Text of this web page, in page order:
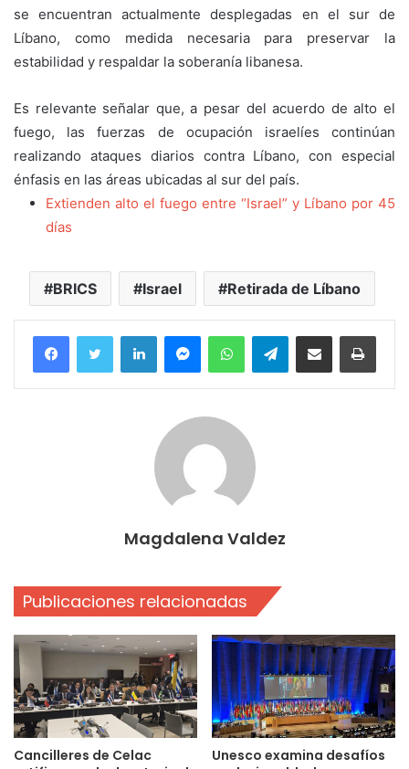
se encuentran actualmente desplegadas en el sur de
Líbano, como medida necesaria para preservar la
estabilidad y respaldar la soberanía libanesa.
Es relevante señalar que, a pesar del acuerdo de alto el
fuego, las fuerzas de ocupación israelíes continúan
realizando ataques diarios contra Líbano, con especial
énfasis en las áreas ubicadas al sur del país.
Extienden alto el fuego entre “Israel” y Líbano por 45
días
BRICS Israel Retirada de Líbano
FacebookTwitter LinkedInMessengerWhatsAppTelegramCompartir por correo electrónico
Magdalena Valdez
Publicaciones relacionadas
Cancilleres de Celac
Unesco examina desafíos